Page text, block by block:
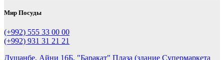
Мир Посуды
(+992) 555 33 00 00
(+992) 931 31 21 21
Душанбе, Айни 16Б, "Баракат" Плаза (здание Супермаркета